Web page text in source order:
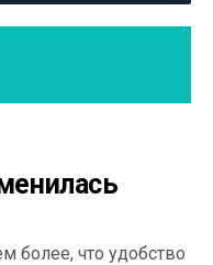
более, что удобство